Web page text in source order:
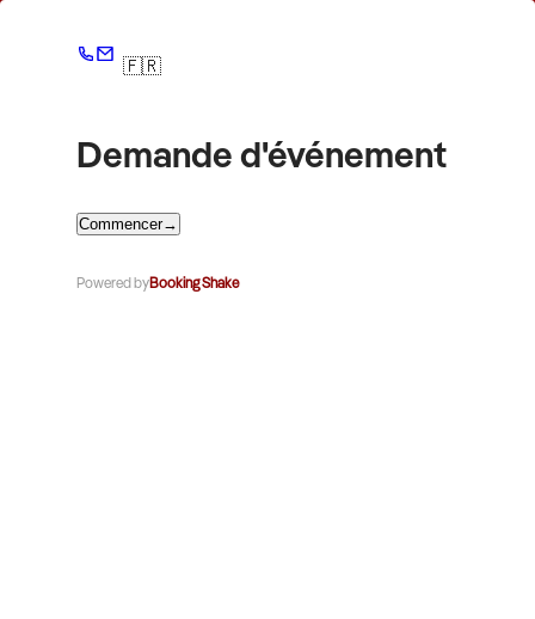
🇫🇷
Demande d'événement
Commencer→
Powered byBooking Shake